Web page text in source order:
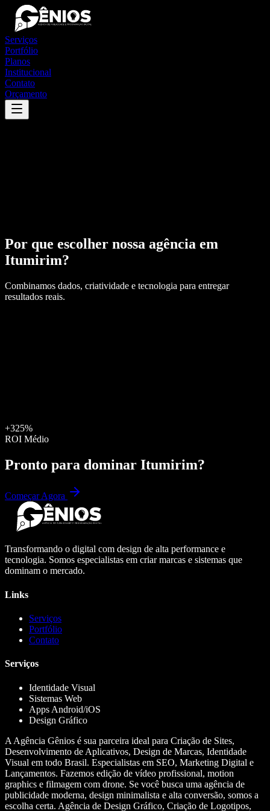
Serviços
Portfólio
Planos
Institucional
Contato
Orçamento
Por que escolher nossa agência em
Itumirim?
Combinamos dados, criatividade e tecnologia para entregar
resultados reais.
+325%
ROI Médio
Pronto para dominar Itumirim?
Começar Agora
Transformando o digital com design de alta performance e
tecnologia. Somos especialistas em criar marcas e sistemas que
dominam o mercado.
Links
Serviços
Portfólio
Contato
Serviços
Identidade Visual
Sistemas Web
Apps Android/iOS
Design Gráfico
A Agência Gênios é sua parceira ideal para Criação de Sites,
Desenvolvimento de Aplicativos, Design de Marcas, Identidade
Visual em todo Brasil. Especialistas em SEO, Marketing Digital e
Lançamentos. Fazemos edição de vídeo profissional, motion
graphics e filmagem com drone. Se você busca uma agência de
publicidade moderna, design minimalista e alta conversão, somos a
escolha certa. Agência de Design Gráfico, Criação de Logotipos,